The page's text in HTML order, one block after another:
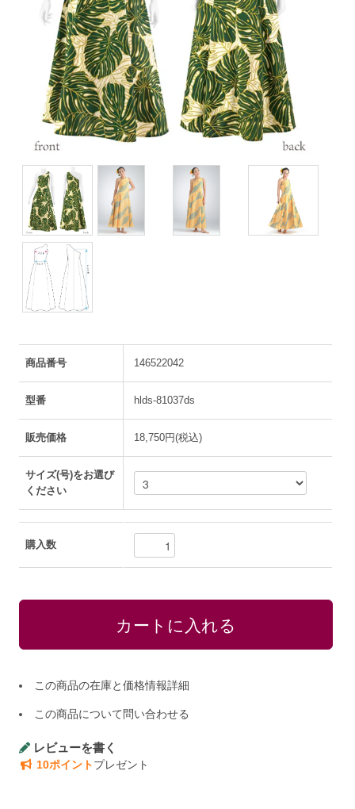
商品番号 146522042
型番 hlds-81037ds
販売価格 18,750円(税込)
サイズ(号)をお選び
ください
購入数
この商品の在庫と価格情報詳細
この商品について問い合わせる
レビューを書く
10ポイントプレゼント